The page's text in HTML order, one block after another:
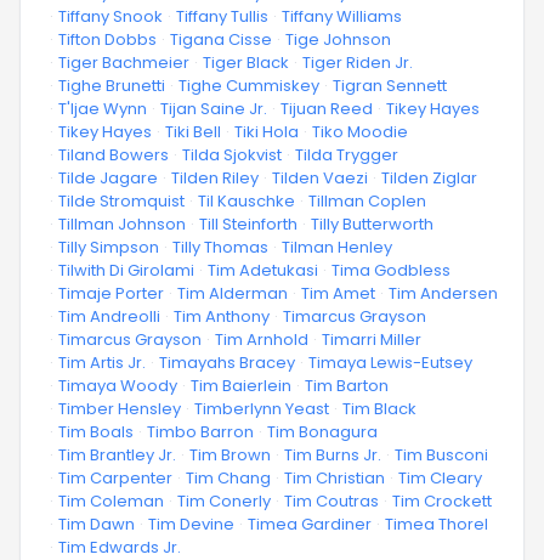
· Tiffany Snook · Tiffany Tullis · Tiffany Williams
· Tifton Dobbs · Tigana Cisse · Tige Johnson
· Tiger Bachmeier · Tiger Black · Tiger Riden Jr.
· Tighe Brunetti · Tighe Cummiskey · Tigran Sennett
· T'Ijae Wynn · Tijan Saine Jr. · Tijuan Reed · Tikey Hayes
· Tikey Hayes · Tiki Bell · Tiki Hola · Tiko Moodie
· Tiland Bowers · Tilda Sjokvist · Tilda Trygger
· Tilde Jagare · Tilden Riley · Tilden Vaezi · Tilden Ziglar
· Tilde Stromquist · Til Kauschke · Tillman Coplen
· Tillman Johnson · Till Steinforth · Tilly Butterworth
· Tilly Simpson · Tilly Thomas · Tilman Henley
· Tilwith Di Girolami · Tim Adetukasi · Tima Godbless
· Timaje Porter · Tim Alderman · Tim Amet · Tim Andersen
· Tim Andreolli · Tim Anthony · Timarcus Grayson
· Timarcus Grayson · Tim Arnhold · Timarri Miller
· Tim Artis Jr. · Timayahs Bracey · Timaya Lewis-Eutsey
· Timaya Woody · Tim Baierlein · Tim Barton
· Timber Hensley · Timberlynn Yeast · Tim Black
· Tim Boals · Timbo Barron · Tim Bonagura
· Tim Brantley Jr. · Tim Brown · Tim Burns Jr. · Tim Busconi
· Tim Carpenter · Tim Chang · Tim Christian · Tim Cleary
· Tim Coleman · Tim Conerly · Tim Coutras · Tim Crockett
· Tim Dawn · Tim Devine · Timea Gardiner · Timea Thorel
· Tim Edwards Jr.